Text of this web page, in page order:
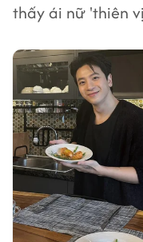
thấy ái nữ 'thiên